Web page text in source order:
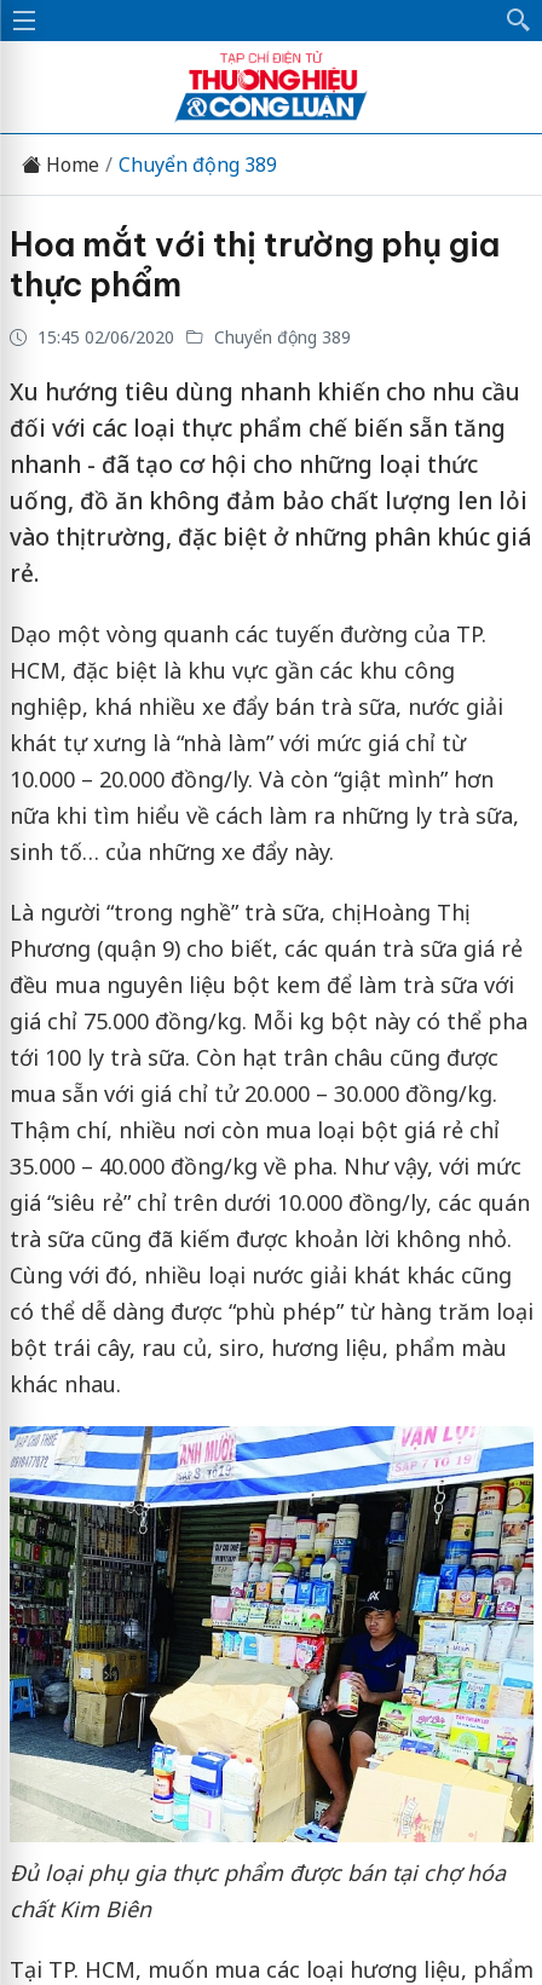
Home Chuyển động 389
Hoa mắt với thị trường phụ gia
thực phẩm
15:45 02/06/2020 Chuyển động 389
Xu hướng tiêu dùng nhanh khiến cho nhu cầu
đối với các loại thực phẩm chế biến sẵn tăng
nhanh - đã tạo cơ hội cho những loại thức
uống, đồ ăn không đảm bảo chất lượng len lỏi
vào thị trường, đặc biệt ở những phân khúc giá
rẻ.
Dạo một vòng quanh các tuyến đường của TP.
HCM, đặc biệt là khu vực gần các khu công
nghiệp, khá nhiều xe đẩy bán trà sữa, nước giải
khát tự xưng là “nhà làm” với mức giá chỉ từ
10.000 – 20.000 đồng/ly. Và còn “giật mình” hơn
nữa khi tìm hiểu về cách làm ra những ly trà sữa,
sinh tố… của những xe đẩy này.
Là người “trong nghề” trà sữa, chị Hoàng Thị
Phương (quận 9) cho biết, các quán trà sữa giá rẻ
đều mua nguyên liệu bột kem để làm trà sữa với
giá chỉ 75.000 đồng/kg. Mỗi kg bột này có thể pha
tới 100 ly trà sữa. Còn hạt trân châu cũng được
mua sẵn với giá chỉ tử 20.000 – 30.000 đồng/kg.
Thậm chí, nhiều nơi còn mua loại bột giá rẻ chỉ
35.000 – 40.000 đồng/kg về pha. Như vậy, với mức
giá “siêu rẻ” chỉ trên dưới 10.000 đồng/ly, các quán
trà sữa cũng đã kiếm được khoản lời không nhỏ.
Cùng với đó, nhiều loại nước giải khát khác cũng
có thể dễ dàng được “phù phép” từ hàng trăm loại
bột trái cây, rau củ, siro, hương liệu, phẩm màu
khác nhau.
Đủ loại phụ gia thực phẩm được bán tại chợ hóa
chất Kim Biên
Tại TP. HCM, muốn mua các loại hương liệu, phẩm